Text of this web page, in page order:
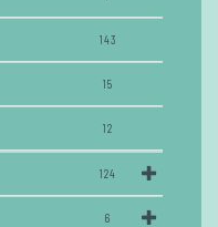
143
15
12
124
6